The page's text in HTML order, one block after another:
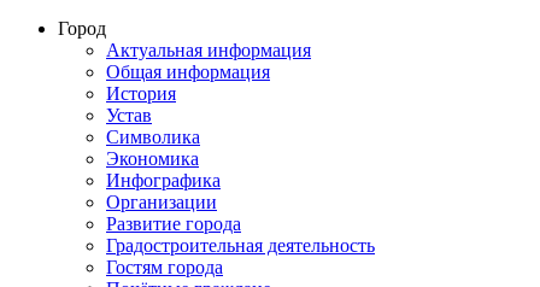
Город
Актуальная информация
Общая информация
История
Устав
Символика
Экономика
Инфографика
Организации
Развитие города
Градостроительная деятельность
Гостям города